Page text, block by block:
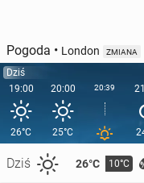
Pogoda • London ZMIANA
Dziś
19:00
26°C
Dziś 26°C 10°C
20:00
25°C
20:39